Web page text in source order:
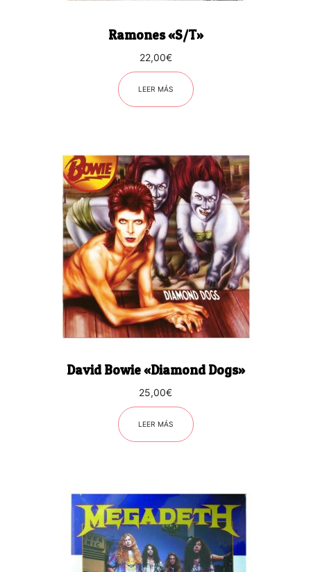
Ramones «S/T»
22,00€
LEER MÁS
David Bowie «Diamond Dogs»
25,00€
LEER MÁS